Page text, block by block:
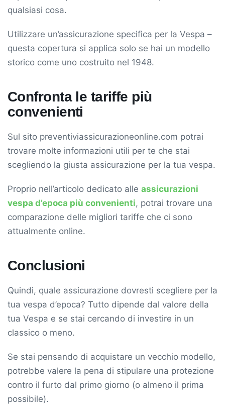
qualsiasi cosa.
Utilizzare un’assicurazione specifica per la Vespa –
questa copertura si applica solo se hai un modello
storico come uno costruito nel 1948.
Confronta le tariffe più
convenienti
Sul sito preventiviassicurazioneonline.com potrai
trovare molte informazioni utili per te che stai
scegliendo la giusta assicurazione per la tua vespa.
Proprio nell’articolo dedicato alle assicurazioni
vespa d’epoca più convenienti, potrai trovare una
comparazione delle migliori tariffe che ci sono
attualmente online.
Conclusioni
Quindi, quale assicurazione dovresti scegliere per la
tua vespa d’epoca? Tutto dipende dal valore della
tua Vespa e se stai cercando di investire in un
classico o meno.
Se stai pensando di acquistare un vecchio modello,
potrebbe valere la pena di stipulare una protezione
contro il furto dal primo giorno (o almeno il prima
possibile).